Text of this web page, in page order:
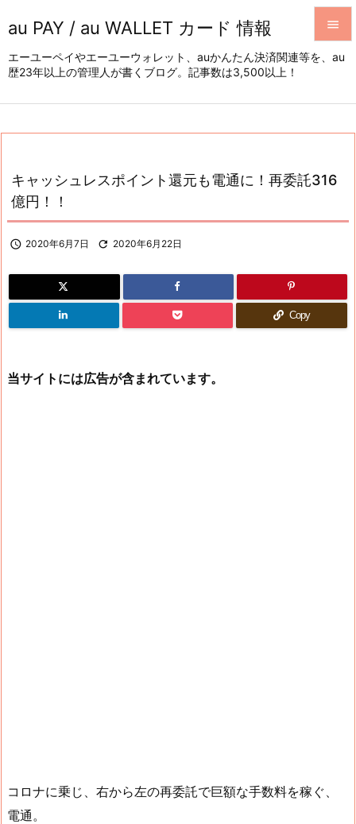
au PAY / au WALLET カード 情報
エーユーペイやエーユーウォレット、auかんたん決済関連等を、au
歴23年以上の管理人が書くブログ。記事数は3,500以上！





キャッシュレスポイント還元も電通に！再委託316
億円！！
 2020年6月7日  2020年6月22日
Copy
当サイトには広告が含まれています。
コロナに乗じ、右から左の再委託で巨額な手数料を稼ぐ、
電通。